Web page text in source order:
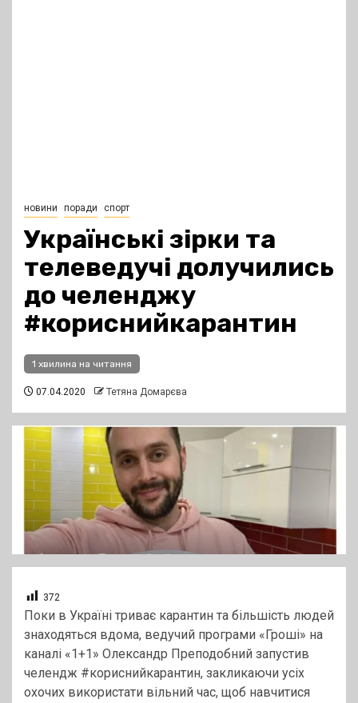
новини поради спорт
Українські зірки та
телеведучі долучились
до челенджу
#кориснийкарантин
1 хвилина на читання
07.04.2020 Тетяна Домарєва
372
Поки в Україні триває карантин та більшість людей
знаходяться вдома, ведучий програми «Гроші» на
каналі «1+1» Олександр Преподобний запустив
челендж #кориснийкарантин, закликаючи усіх
охочих використати вільний час, щоб навчитися